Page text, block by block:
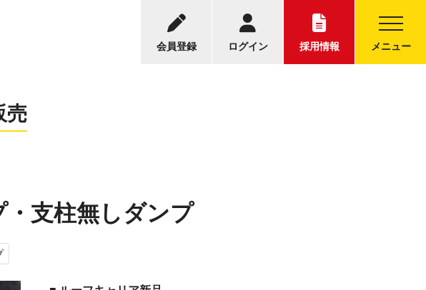
会員登録 ログイン 採用情報 メニュー
お電話の受付時間：8:30～17:30
中古トラックについてのお問い合わせ
売
支柱無しダンプ